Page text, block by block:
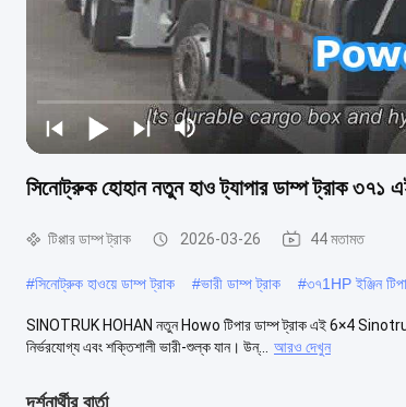
সিনোট্রুক হোহান নতুন হাও ট্যাপার ডাম্প ট্রাক ৩৭১
টিপ্পার ডাম্প ট্রাক 2026-03-26 44 মতামত
#সিনোট্রুক হাওয়ে ডাম্প ট্রাক #ভারী ডাম্প ট্রাক #৩৭1HP ইঞ্জিন
SINOTRUK HOHAN নতুন Howo টিপার ডাম্প ট্রাক এই 6×4 Sinotruk
নির্ভরযোগ্য এবং শক্তিশালী ভারী-শুল্ক যান। উন্...
আরও দেখুন
দর্শনার্থীর বার্তা